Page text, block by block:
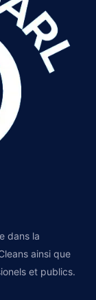
dans la
ainsi que
et publics.